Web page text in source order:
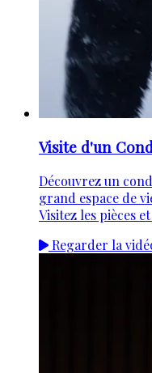
Visite d'un
Découvrez un
grand espace de
Visitez les pièces
Regarder la